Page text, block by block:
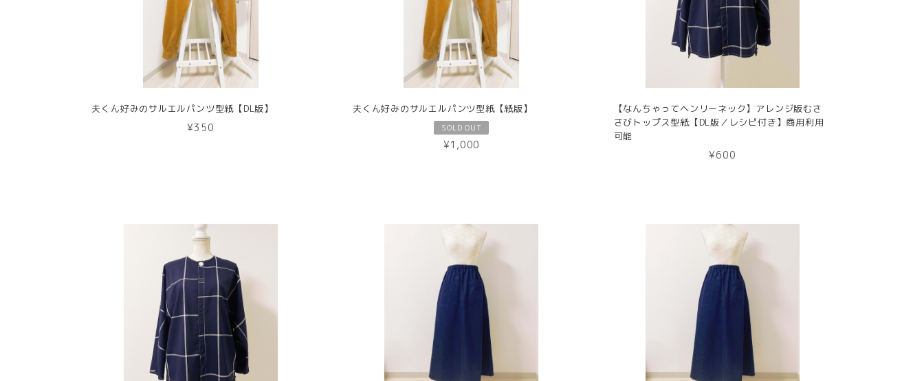
夫くん好みのサルエルパンツ型紙【DL版】
¥350
夫くん好みのサルエルパンツ型紙【紙版】
SOLD OUT
¥1,000
【なんちゃってヘンリーネック】アレンジ版むさ
さびトップス型紙【DL版／レシピ付き】商用利用
可能
¥600